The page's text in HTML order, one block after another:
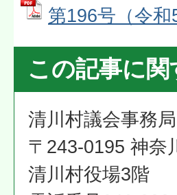
第196号（令
この記事に
清川村議会事務局
〒243-0195 神奈
清川村役場3階